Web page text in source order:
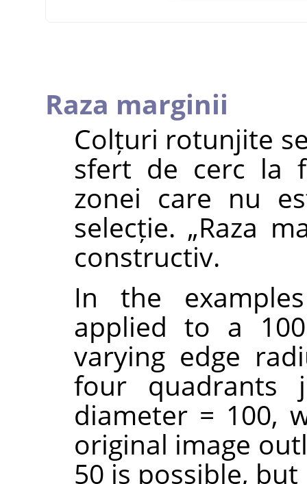
Raza marginii
Colțuri rotunjite
sfert de cerc la
zonei care nu
selecție. „Raza
constructiv.
In the
applied to a
varying edge
four
diameter = 100,
original image
50 is possible,